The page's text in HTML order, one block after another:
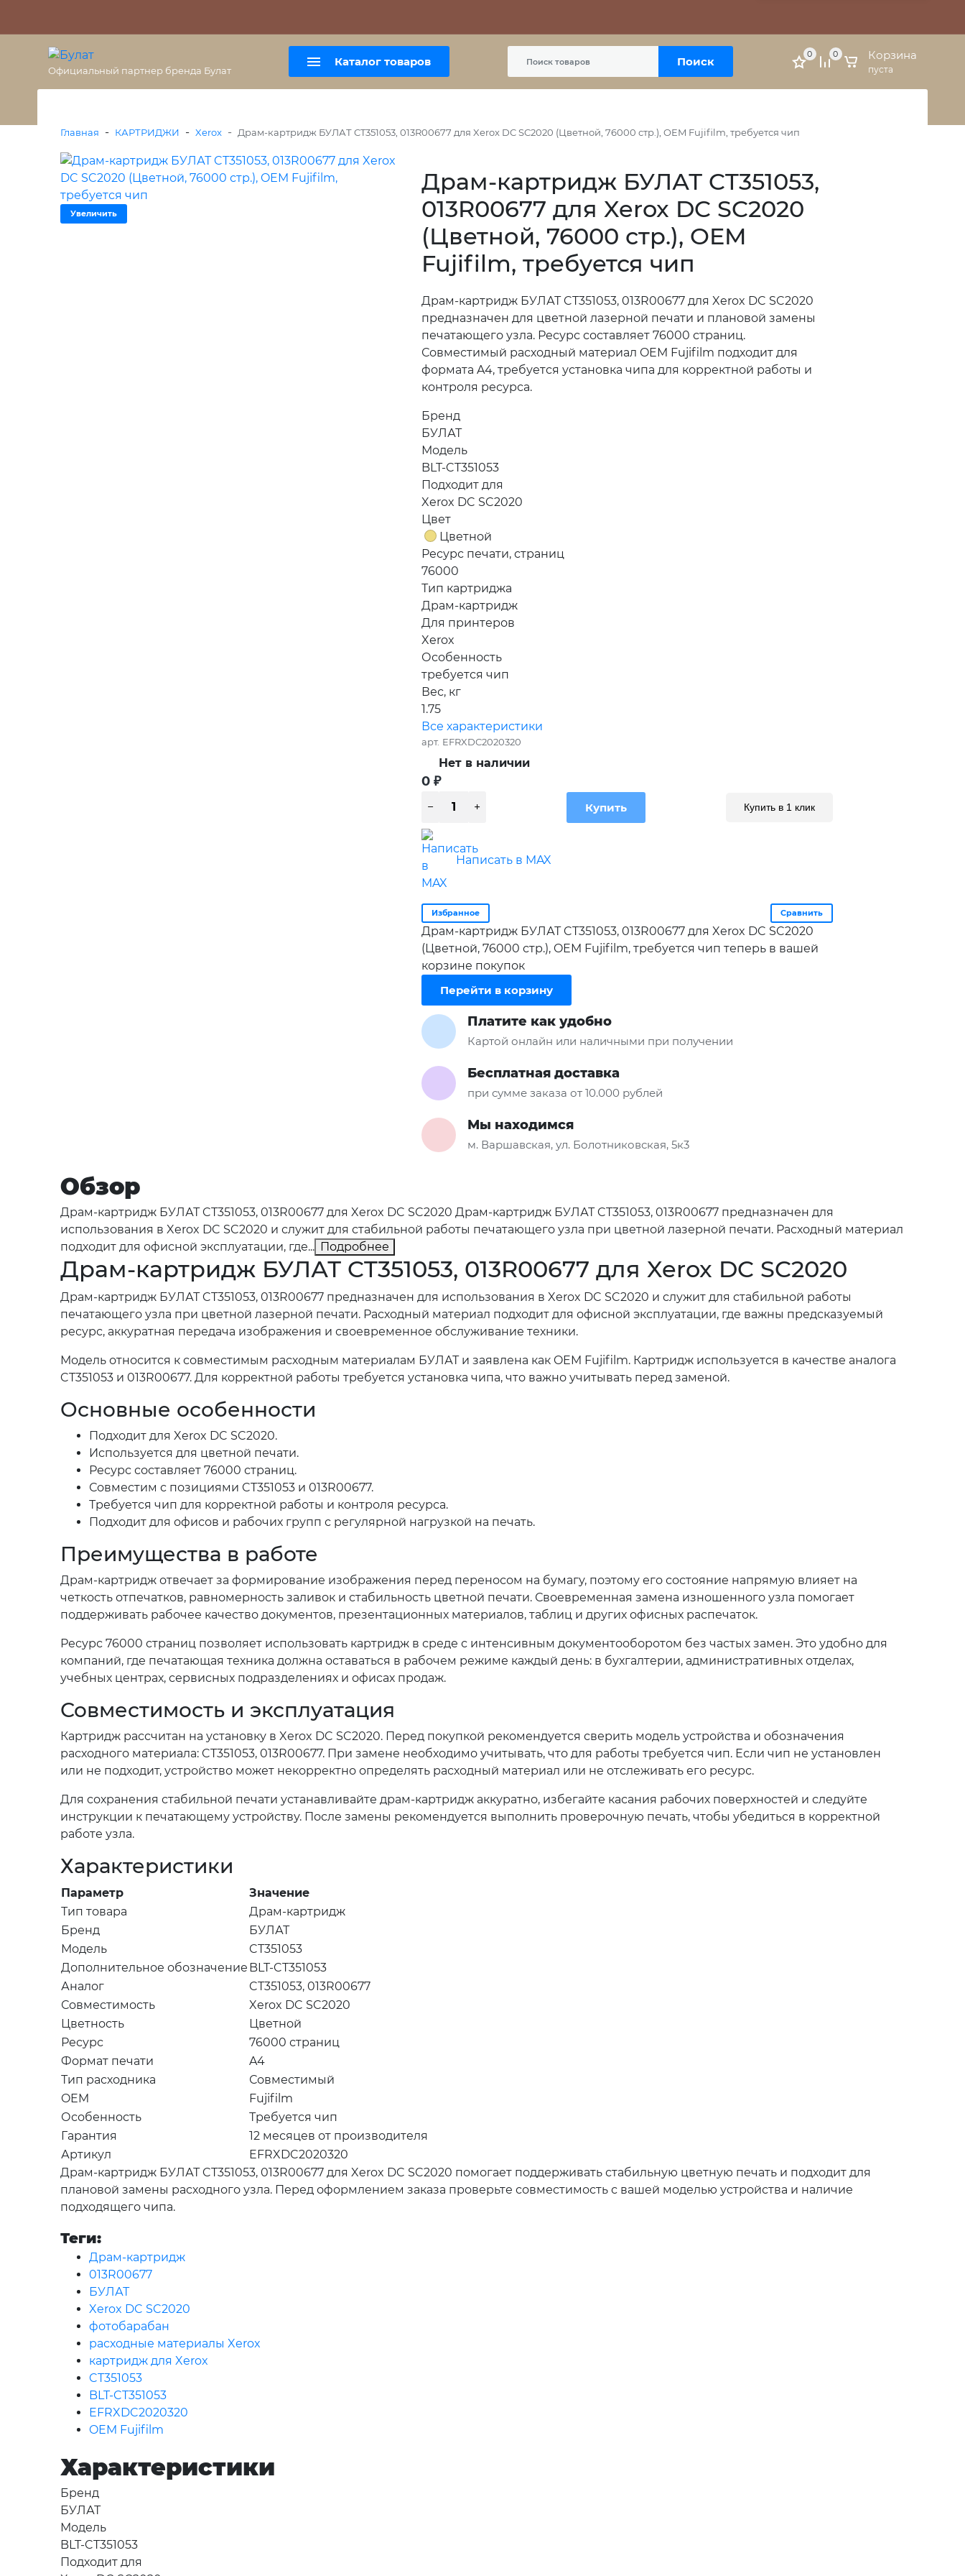
+7 (495) 477-56-25
Личный кабинет
Официальный партнер бренда Булат
Каталог товаров Поиск
0 0 Корзина
пуста
Главная - КАРТРИДЖИ - Xerox - Драм-картридж БУЛАТ CT351053, 013R00677 для Xerox DC SC2020 (Цветной, 76000 стр.), OEM Fujifilm, требуется чип
Увеличить
Драм-картридж БУЛАТ CT351053,
013R00677 для Xerox DC SC2020
(Цветной, 76000 стр.), OEM
Fujifilm, требуется чип
Драм-картридж БУЛАТ CT351053, 013R00677 для Xerox DC SC2020
предназначен для цветной лазерной печати и плановой замены
печатающего узла. Ресурс составляет 76000 страниц.
Совместимый расходный материал OEM Fujifilm подходит для
формата A4, требуется установка чипа для корректной работы и
контроля ресурса.
Бренд
БУЛАТ
Модель
BLT-CT351053
Подходит для
Xerox DC SC2020
Цвет
Цветной
Ресурс печати, страниц
76000
Тип картриджа
Драм-картридж
Для принтеров
Xerox
Особенность
требуется чип
Вес, кг
1.75
Все характеристики
арт. EFRXDC2020320
Нет в наличии
0 ₽
Купить в 1 клик
Написать в MAX
Избранное Сравнить
Драм-картридж БУЛАТ CT351053, 013R00677 для Xerox DC SC2020
(Цветной, 76000 стр.), OEM Fujifilm, требуется чип теперь в вашей
корзине покупок
Перейти в корзину
Платите как удобно
Картой онлайн или наличными при получении
Бесплатная доставка
при сумме заказа от 10.000 рублей
Мы находимся
м. Варшавская, ул. Болотниковская, 5к3
Обзор
Драм-картридж БУЛАТ CT351053, 013R00677 для Xerox DC SC2020 Драм-картридж БУЛАТ CT351053, 013R00677 предназначен для
использования в Xerox DC SC2020 и служит для стабильной работы печатающего узла при цветной лазерной печати. Расходный материал
подходит для офисной эксплуатации, где... Подробнее
Драм-картридж БУЛАТ CT351053, 013R00677 для Xerox DC SC2020
Драм-картридж БУЛАТ CT351053, 013R00677 предназначен для использования в Xerox DC SC2020 и служит для стабильной работы
печатающего узла при цветной лазерной печати. Расходный материал подходит для офисной эксплуатации, где важны предсказуемый
ресурс, аккуратная передача изображения и своевременное обслуживание техники.
Модель относится к совместимым расходным материалам БУЛАТ и заявлена как OEM Fujifilm. Картридж используется в качестве аналога
CT351053 и 013R00677. Для корректной работы требуется установка чипа, что важно учитывать перед заменой.
Основные особенности
Подходит для Xerox DC SC2020.
Используется для цветной печати.
Ресурс составляет 76000 страниц.
Совместим с позициями CT351053 и 013R00677.
Требуется чип для корректной работы и контроля ресурса.
Подходит для офисов и рабочих групп с регулярной нагрузкой на печать.
Преимущества в работе
Драм-картридж отвечает за формирование изображения перед переносом на бумагу, поэтому его состояние напрямую влияет на
четкость отпечатков, равномерность заливок и стабильность цветной печати. Своевременная замена изношенного узла помогает
поддерживать рабочее качество документов, презентационных материалов, таблиц и других офисных распечаток.
Ресурс 76000 страниц позволяет использовать картридж в среде с интенсивным документооборотом без частых замен. Это удобно для
компаний, где печатающая техника должна оставаться в рабочем режиме каждый день: в бухгалтерии, административных отделах,
учебных центрах, сервисных подразделениях и офисах продаж.
Совместимость и эксплуатация
Картридж рассчитан на установку в Xerox DC SC2020. Перед покупкой рекомендуется сверить модель устройства и обозначения
расходного материала: CT351053, 013R00677. При замене необходимо учитывать, что для работы требуется чип. Если чип не установлен
или не подходит, устройство может некорректно определять расходный материал или не отслеживать его ресурс.
Для сохранения стабильной печати устанавливайте драм-картридж аккуратно, избегайте касания рабочих поверхностей и следуйте
инструкции к печатающему устройству. После замены рекомендуется выполнить проверочную печать, чтобы убедиться в корректной
работе узла.
Характеристики
Параметр
Значение
Тип товара
Драм-картридж
Бренд
БУЛАТ
Модель
CT351053
Дополнительное обозначение BLT-CT351053
Аналог
CT351053, 013R00677
Совместимость
Xerox DC SC2020
Цветность
Цветной
Ресурс
76000 страниц
Формат печати
A4
Тип расходника
Совместимый
OEM
Fujifilm
Особенность
Требуется чип
Гарантия
12 месяцев от производителя
Артикул
EFRXDC2020320
Драм-картридж БУЛАТ CT351053, 013R00677 для Xerox DC SC2020 помогает поддерживать стабильную цветную печать и подходит для
плановой замены расходного узла. Перед оформлением заказа проверьте совместимость с вашей моделью устройства и наличие
подходящего чипа.
Теги:
Драм-картридж
013R00677
БУЛАТ
Xerox DC SC2020
фотобарабан
расходные материалы Xerox
картридж для Xerox
CT351053
BLT-CT351053
EFRXDC2020320
OEM Fujifilm
Характеристики
Бренд
БУЛАТ
Модель
BLT-CT351053
Подходит для